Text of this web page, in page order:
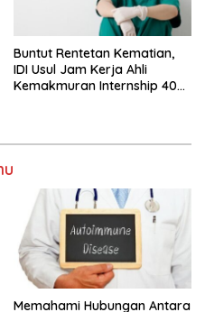
Buntut Rentetan Kematian,
IDI Usul Jam Kerja Ahli
Kemakmuran Internship 40
Memahami Hubungan Antara